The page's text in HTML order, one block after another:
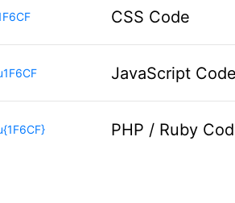
CSS Code
JavaScript
PHP / Ruby